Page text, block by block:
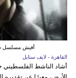
أفيش مسلسل
القاهرة - لايف ستايل
أشاد الناشط